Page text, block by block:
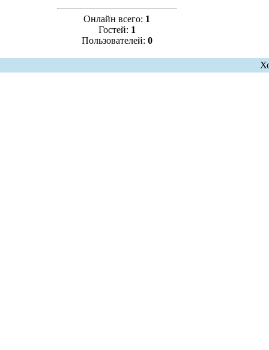
Онлайн всего: 1
Гостей: 1
Пользователей: 0